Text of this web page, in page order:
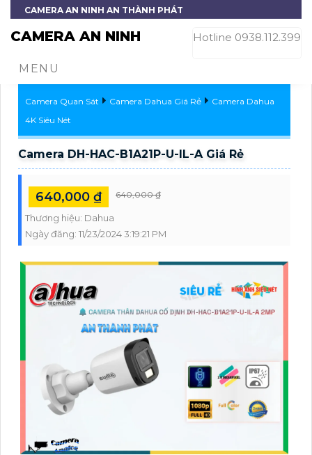
CAMERA AN NINH AN THÀNH PHÁT
CAMERA AN NINH Hotline 0938.112.399
MENU
Camera Quan Sát Camera Dahua Giá Rẻ
Camera Dahua
4K Siêu Nét
Camera DH-HAC-B1A21P-U-IL-A Giá Rẻ
640,000 ₫ 640,000 ₫
Thương hiệu: Dahua
Ngày đăng: 11/23/2024 3:19:21 PM